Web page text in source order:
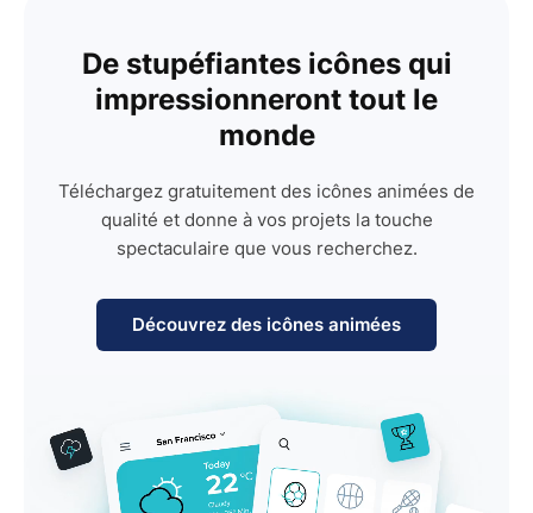
De stupéfiantes icônes qui
impressionneront tout le
monde
Téléchargez gratuitement des icônes animées de
qualité et donne à vos projets la touche
spectaculaire que vous recherchez.
Découvrez des icônes animées